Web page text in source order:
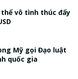
thể vô tình thúc đẩy
Mỹ gọi Đạo luật
quốc gia